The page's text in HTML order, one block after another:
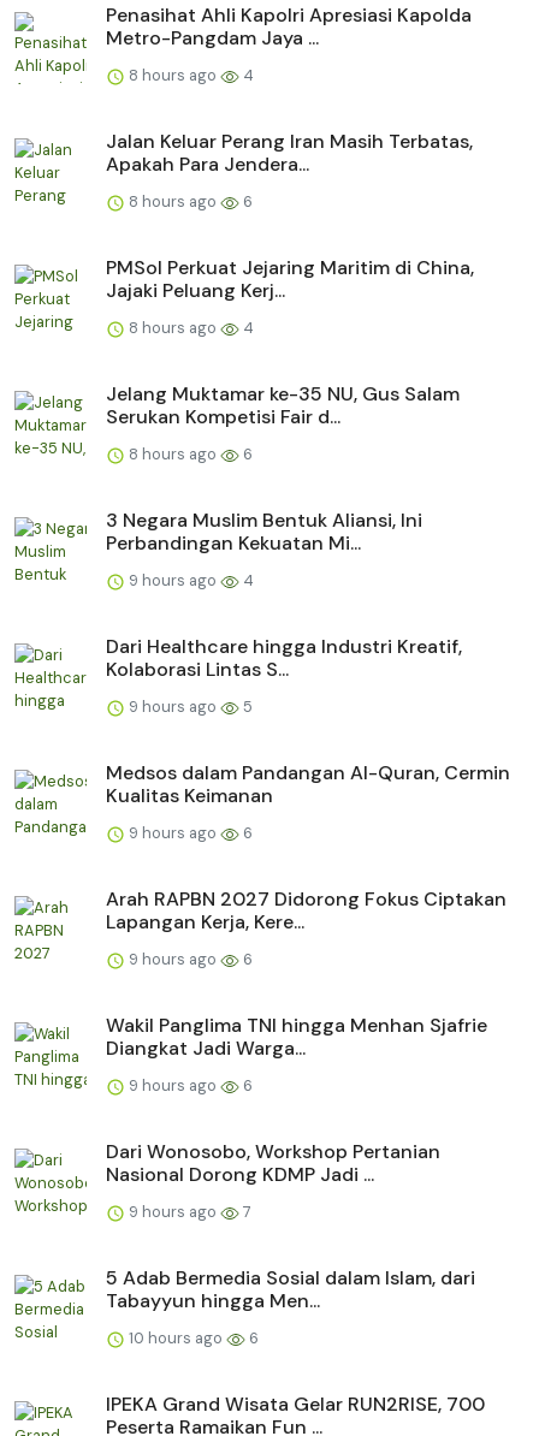
Penasihat Ahli Kapolri Apresiasi Kapolda
Metro-Pangdam Jaya ...
8 hours ago 4
Jalan Keluar Perang Iran Masih Terbatas,
Apakah Para Jendera...
8 hours ago 6
PMSol Perkuat Jejaring Maritim di China,
Jajaki Peluang Kerj...
8 hours ago 4
Jelang Muktamar ke-35 NU, Gus Salam
Serukan Kompetisi Fair d...
8 hours ago 6
3 Negara Muslim Bentuk Aliansi, Ini
Perbandingan Kekuatan Mi...
9 hours ago 4
Dari Healthcare hingga Industri Kreatif,
Kolaborasi Lintas S...
9 hours ago 5
Medsos dalam Pandangan Al-Quran, Cermin
Kualitas Keimanan
9 hours ago 6
Arah RAPBN 2027 Didorong Fokus Ciptakan
Lapangan Kerja, Kere...
9 hours ago 6
Wakil Panglima TNI hingga Menhan Sjafrie
Diangkat Jadi Warga...
9 hours ago 6
Dari Wonosobo, Workshop Pertanian
Nasional Dorong KDMP Jadi ...
9 hours ago 7
5 Adab Bermedia Sosial dalam Islam, dari
Tabayyun hingga Men...
10 hours ago 6
IPEKA Grand Wisata Gelar RUN2RISE, 700
Peserta Ramaikan Fun ...